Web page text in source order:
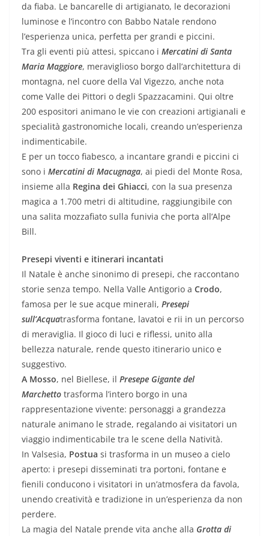
da fiaba. Le bancarelle di artigianato, le decorazioni
luminose e l’incontro con Babbo Natale rendono
l’esperienza unica, perfetta per grandi e piccini.
Tra gli eventi più attesi, spiccano i Mercatini di Santa
Maria Maggiore, meraviglioso borgo dall’architettura di
montagna, nel cuore della Val Vigezzo, anche nota
come Valle dei Pittori o degli Spazzacamini. Qui oltre
200 espositori animano le vie con creazioni artigianali e
specialità gastronomiche locali, creando un’esperienza
indimenticabile.
E per un tocco fiabesco, a incantare grandi e piccini ci
sono i Mercatini di Macugnaga, ai piedi del Monte Rosa,
insieme alla Regina dei Ghiacci, con la sua presenza
magica a 1.700 metri di altitudine, raggiungibile con
una salita mozzafiato sulla funivia che porta all’Alpe
Bill.
Presepi viventi e itinerari incantati
Il Natale è anche sinonimo di presepi, che raccontano
storie senza tempo. Nella Valle Antigorio a Crodo,
famosa per le sue acque minerali, Presepi
sull’Acquatrasforma fontane, lavatoi e rii in un percorso
di meraviglia. Il gioco di luci e riflessi, unito alla
bellezza naturale, rende questo itinerario unico e
suggestivo.
A Mosso, nel Biellese, il Presepe Gigante del
Marchetto trasforma l’intero borgo in una
rappresentazione vivente: personaggi a grandezza
naturale animano le strade, regalando ai visitatori un
viaggio indimenticabile tra le scene della Natività.
In Valsesia, Postua si trasforma in un museo a cielo
aperto: i presepi disseminati tra portoni, fontane e
fienili conducono i visitatori in un’atmosfera da favola,
unendo creatività e tradizione in un’esperienza da non
perdere.
La magia del Natale prende vita anche alla Grotta di